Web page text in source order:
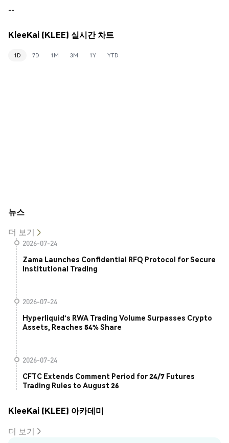
--
KleeKai (KLEE) 실시간 차트
1D 7D 1M 3M 1Y YTD
뉴스
더 보기
2026-07-24
Zama Launches Confidential RFQ Protocol for Secure
Institutional Trading
2026-07-24
Hyperliquid's RWA Trading Volume Surpasses Crypto
Assets, Reaches 54% Share
2026-07-24
CFTC Extends Comment Period for 24/7 Futures
Trading Rules to August 26
KleeKai (KLEE) 아카데미
더 보기